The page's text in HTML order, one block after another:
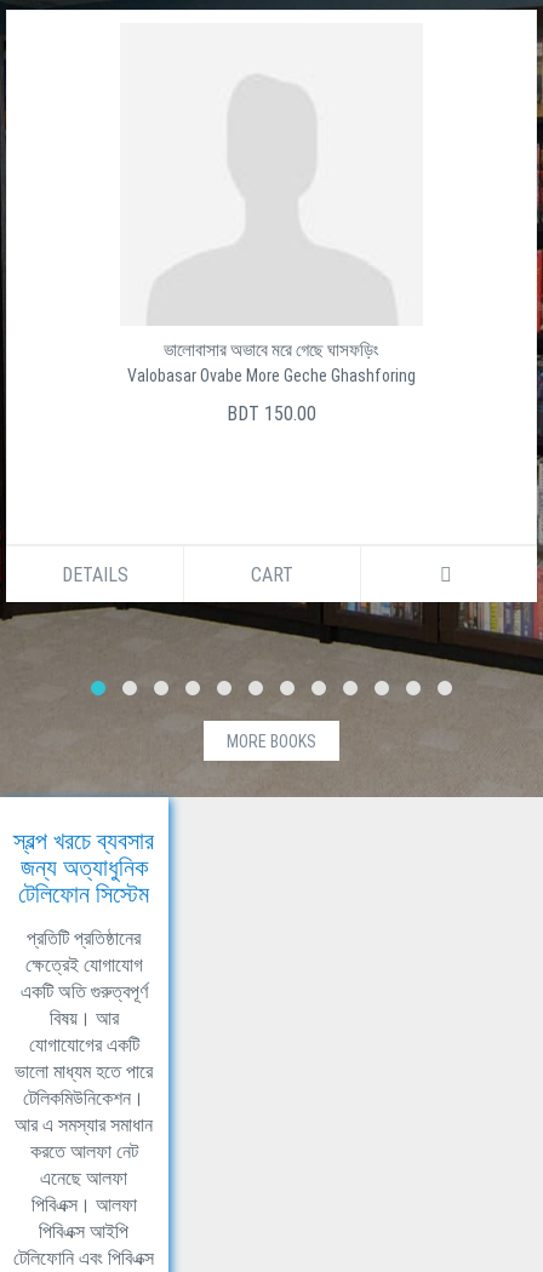
ভালোবাসার অভাবে মরে গেছে ঘাসফড়িং
Valobasar Ovabe More Geche Ghashforing
BDT 150.00
DETAILS CART
MORE BOOKS
স্বল্প খরচে ব্যবসার
জন্য অত্যাধুনিক
টেলিফোন সিস্টেম
প্রতিটি প্রতিষ্ঠানের
ক্ষেত্রেই যোগাযোগ
একটি অতি গুরুত্বপূর্ণ
বিষয়। আর
যোগাযোগের একটি
ভালো মাধ্যম হতে পারে
টেলিকমিউনিকেশন।
আর এ সমস্যার সমাধান
করতে আলফা নেট
এনেছে আলফা
পিবিএক্স। আলফা
পিবিএক্স আইপি
টেলিফোনি এবং পিবিএক্স